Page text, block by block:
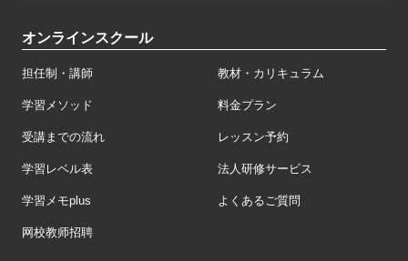
オンラインスクール
担任制・講師 教材・カリキュラム
学習メソッド 料金プラン
受講までの流れ レッスン予約
学習レベル表 法人研修サービス
学習メモplus よくあるご質問
网校教师招聘